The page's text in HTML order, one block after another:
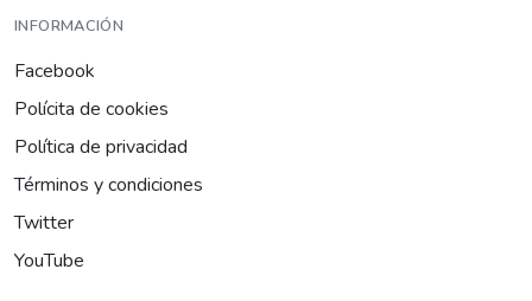
INFORMACIÓN
Facebook
Polícita de cookies
Política de privacidad
Términos y condiciones
Twitter
YouTube